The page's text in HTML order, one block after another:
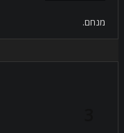
מנחם.